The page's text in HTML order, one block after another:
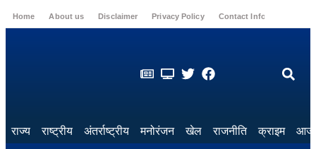
Home About us Disclaimer Privacy Policy Contact Info
राज्य राष्ट्रीय अंतर्राष्ट्रीय मनोरंजन खेल राजनीति क्राइम आज